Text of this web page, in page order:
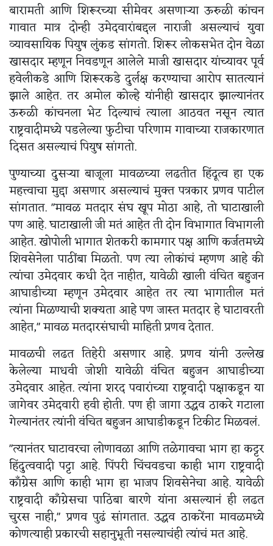
बारामती आणि शिरूरच्या सीमेवर असणाऱ्या ऊरुळी कांचन
गावात मात्र दोन्ही उमेदवारांबद्दल नाराजी असल्याचं युवा
व्यावसायिक पियुष लुंकड सांगतो. शिरूर लोकसभेत दोन वेळा
खासदार म्हणून निवडणून आलेले माजी खासदार यांच्यावर पूर्व
हवेलीकडे आणि शिरूरकडे दुर्लक्ष करण्याचा आरोप सातत्यानं
झाले आहेत. तर अमोल कोल्हे यांनीही खासदार झाल्यानंतर
ऊरुळी कांचनला भेट दिल्याचं त्याला आठवत नसून त्यात
राष्ट्रवादीमध्ये पडलेल्या फुटीचा परिणाम गावाच्या राजकारणात
दिसत असल्याचं पियुष सांगतो.
पुण्याच्या दुसऱ्या बाजूला मावळच्या लढतीत हिंदूत्व हा एक
महत्त्वाचा मुद्दा असणार असल्याचं मुक्त पत्रकार प्रणव पाटील
सांगतात. "मावळ मतदार संघ खूप मोठा आहे, तो घाटाखाली
पण आहे. घाटाखाली जी मतं आहेत ती दोन विभागात विभागली
आहेत. खोपोली भागात शेतकरी कामगार पक्ष आणि कर्जतमध्ये
शिवसेनेला पाठींबा मिळतो. पण त्या लोकांचं म्हणण आहे की
त्यांचा उमेदवार कधी देत नाहीत, यावेळी खाली वंचित बहुजन
आघाडीच्या म्हणून उमेदवार आहेत तर त्या भागातील मतं
त्यांना मिळण्याची शक्यता आहे पण जास्त मतदार हे घाटावरती
आहेत," मावळ मतदारसंघाची माहिती प्रणव देतात.
मावळची लढत तिहेरी असणार आहे. प्रणव यांनी उल्लेख
केलेल्या माधवी जोशी यावेळी वंचित बहुजन आघाडीच्या
उमेदवार आहेत. त्यांना शरद पवारांच्या राष्ट्रवादी पक्षाकडून या
जागेवर उमेदवारी हवी होती. पण ही जागा उद्धव ठाकरे गटाला
गेल्यानंतर त्यांनी वंचित बहुजन आघाडीकडून टिकीट मिळवलं.
"त्यानंतर घाटावरचा लोणावळा आणि तळेगावचा भाग हा कट्टर
हिंदुत्ववादी पट्टा आहे. पिंपरी चिंचवडचा काही भाग राष्ट्रवादी
काँग्रेस आणि काही भाग हा भाजप शिवसेनेचा आहे. यावेळी
राष्ट्रवादी काँग्रेसचा पाठिंबा बारणे यांना असल्यानं ही लढत
चुरस नाही," प्रणव पुढं सांगतात. उद्धव ठाकरेंना मावळमध्ये
कोणत्याही प्रकारची सहानुभूती नसल्याचंही त्यांचं मत आहे.